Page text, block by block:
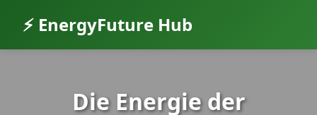
⚡ EnergyFuture Hub
Die Energie der